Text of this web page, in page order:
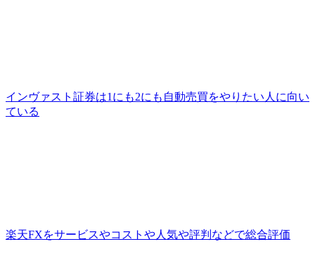
インヴァスト証券は1にも2にも自動売買をやりたい人に向い
ている
楽天FXをサービスやコストや人気や評判などで総合評価